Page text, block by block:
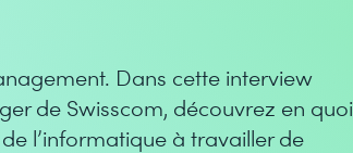
Dans cette interview
de Swisscom, découvrez en quoi
l’informatique à travailler de